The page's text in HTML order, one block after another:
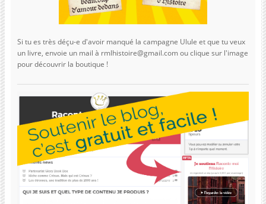
Si tu es très déçu-e d'avoir manqué la campagne Ulule et que tu veux
un livre, envoie un mail à rmlhistoire@gmail.com ou clique sur l'image
pour découvrir la boutique !